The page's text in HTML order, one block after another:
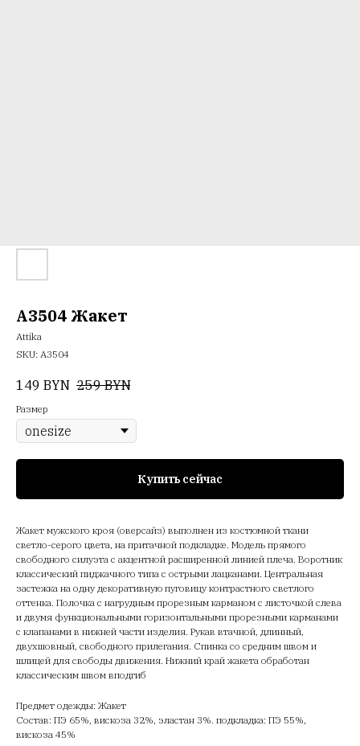
A3504 Жакет
Attika
SKU: A3504
149 BYN 259 BYN
Размер
Купить сейчас
Жакет мужского кроя (оверсайз) выполнен из костюмной ткани
светло-серого цвета, на притачной подкладке. Модель прямого
свободного силуэта с акцентной расширенной линией плеча. Воротник
классический пиджачного типа с острыми лацканами. Центральная
застежка на одну декоративную пуговицу контрастного светлого
оттенка. Полочка с нагрудным прорезным карманом с листочкой слева
и двумя функциональными горизонтальными прорезными карманами
с клапанами в нижней части изделия. Рукав втачной, длинный,
двухшовный, свободного прилегания. Спинка со средним швом и
шлицей для свободы движения. Нижний край жакета обработан
классическим швом вподгиб
Предмет одежды: Жакет
Состав: ПЭ 65%, вискоза 32%, эластан 3%. подкладка: ПЭ 55%,
вискоза 45%